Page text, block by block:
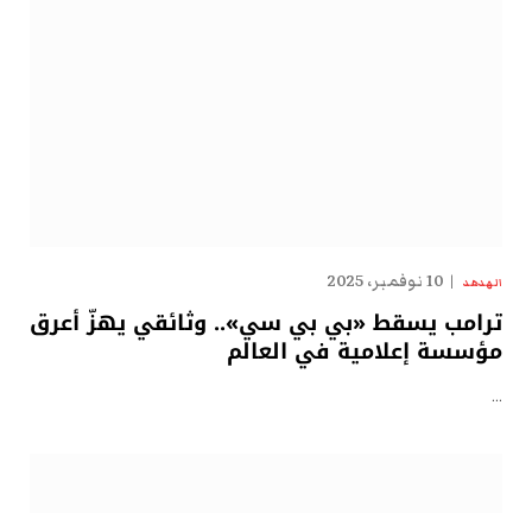
الهدهد 10 نوفمبر، 2025
ترامب يسقط «بي بي سي».. وثائقي يهزّ أعرق
مؤسسة إعلامية في العالم
…